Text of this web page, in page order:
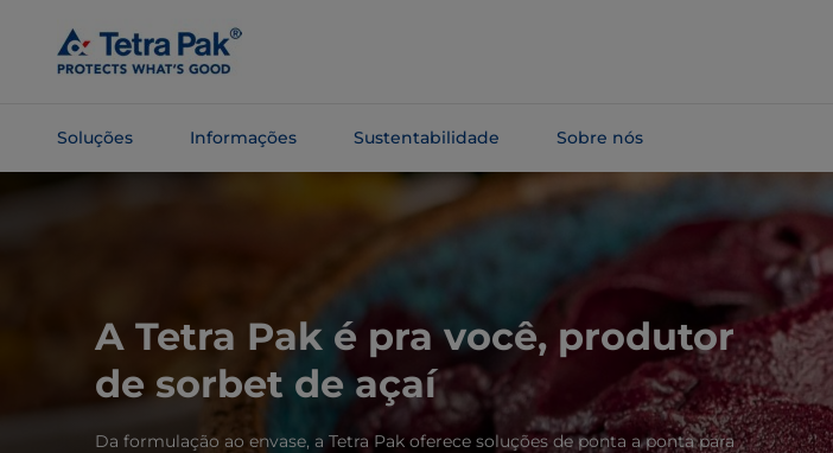
para o
conteúdo
Soluções Informações Sustentabilidade Sobre nós
A Tetra Pak é pra você, produtor
de sorbet de açaí
Da formulação ao envase, a Tetra Pak oferece soluções de ponta a ponta para